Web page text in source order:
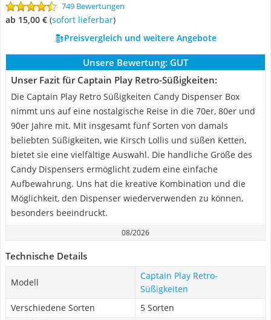
749 Bewertungen
ab 15,00 € ( Sofort lieferbar)
Preisvergleich und weitere Angebote
Unsere Bewertung: GUT
Unser Fazit für Captain Play Retro-Süßigkeiten:
Die Captain Play Retro Süßigkeiten Candy Dispenser Box
nimmt uns auf eine nostalgische Reise in die 70er, 80er und
90er Jahre mit. Mit insgesamt fünf Sorten von damals
beliebten Süßigkeiten, wie Kirsch Lollis und süßen Ketten,
bietet sie eine vielfältige Auswahl. Die handliche Größe des
Candy Dispensers ermöglicht zudem eine einfache
Aufbewahrung. Uns hat die kreative Kombination und die
Möglichkeit, den Dispenser wiederverwenden zu können,
besonders beeindruckt.
08/2026
Technische Details
Modell
Captain Play Retro-
Süßigkeiten
Verschiedene Sorten
5 Sorten